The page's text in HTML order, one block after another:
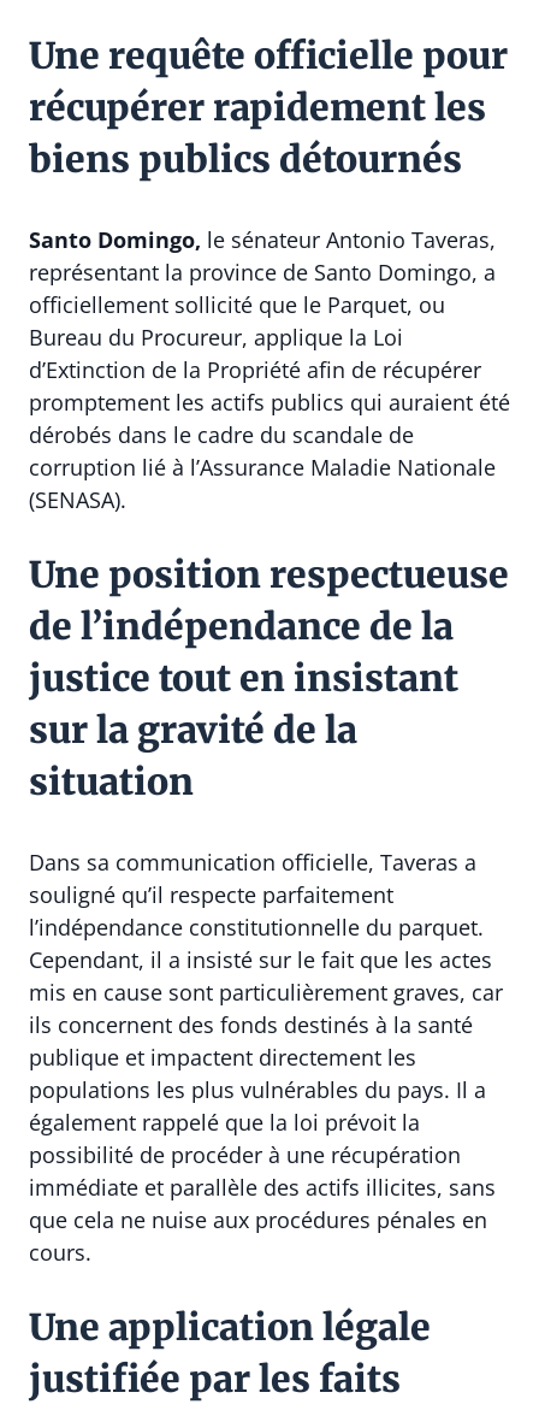
Une requête officielle pour
récupérer rapidement les
biens publics détournés
Santo Domingo, le sénateur Antonio Taveras,
représentant la province de Santo Domingo, a
officiellement sollicité que le Parquet, ou
Bureau du Procureur, applique la Loi
d’Extinction de la Propriété afin de récupérer
promptement les actifs publics qui auraient été
dérobés dans le cadre du scandale de
corruption lié à l’Assurance Maladie Nationale
(SENASA).
Une position respectueuse
de l’indépendance de la
justice tout en insistant
sur la gravité de la
situation
Dans sa communication officielle, Taveras a
souligné qu’il respecte parfaitement
l’indépendance constitutionnelle du parquet.
Cependant, il a insisté sur le fait que les actes
mis en cause sont particulièrement graves, car
ils concernent des fonds destinés à la santé
publique et impactent directement les
populations les plus vulnérables du pays. Il a
également rappelé que la loi prévoit la
possibilité de procéder à une récupération
immédiate et parallèle des actifs illicites, sans
que cela ne nuise aux procédures pénales en
cours.
Une application légale
justifiée par les faits